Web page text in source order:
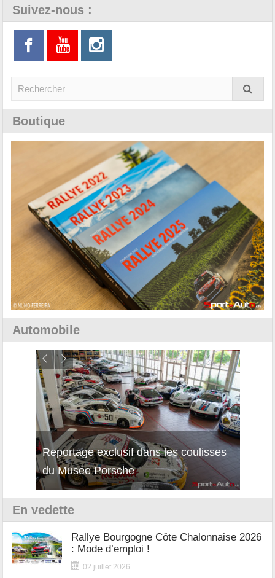
Suivez-nous :
Boutique
Automobile
Reportage exclusif dans les coulisses
du Musée Porsche
Découverte de la nouvelle Ferrari
12Cilindri Manuale
En vedette
Rallye Bourgogne Côte Chalonnaise 2026
: Mode d’emploi !
02 juillet 2026